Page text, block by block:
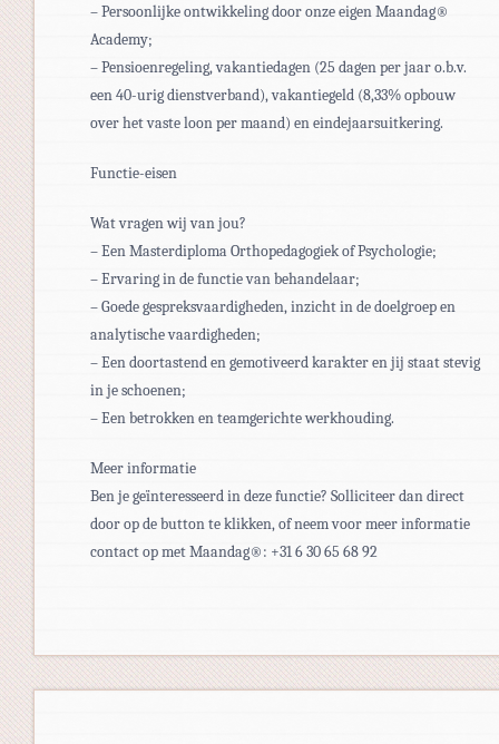
– Persoonlijke ontwikkeling door onze eigen Maandag®
Academy;
– Pensioenregeling, vakantiedagen (25 dagen per jaar o.b.v.
een 40-urig dienstverband), vakantiegeld (8,33% opbouw
over het vaste loon per maand) en eindejaarsuitkering.
Functie-eisen
Wat vragen wij van jou?
– Een Masterdiploma Orthopedagogiek of Psychologie;
– Ervaring in de functie van behandelaar;
– Goede gespreksvaardigheden, inzicht in de doelgroep en
analytische vaardigheden;
– Een doortastend en gemotiveerd karakter en jij staat stevig
in je schoenen;
– Een betrokken en teamgerichte werkhouding.
Meer informatie
Ben je geïnteresseerd in deze functie? Solliciteer dan direct
door op de button te klikken, of neem voor meer informatie
contact op met Maandag®: +31 6 30 65 68 92